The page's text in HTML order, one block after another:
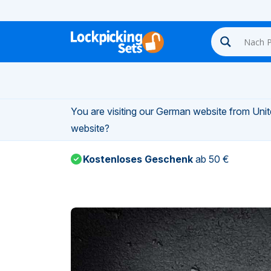
You are visiting our German website from
website?
Kostenloses Geschenk ab 50 €